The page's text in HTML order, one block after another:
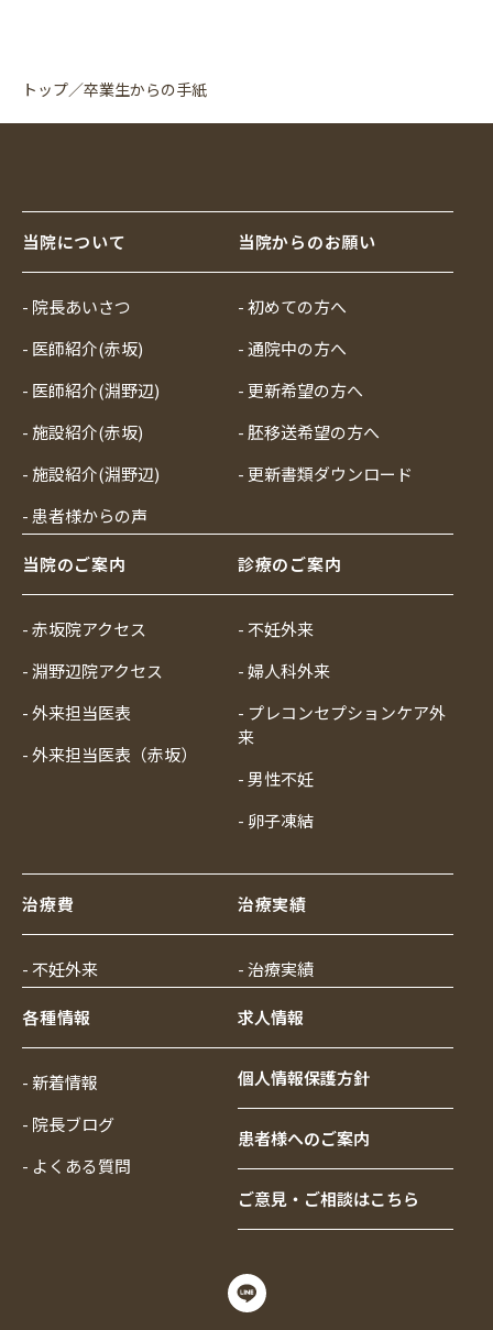
トップ／卒業生からの手紙
当院について
- 院長あいさつ
- 医師紹介(赤坂)
- 医師紹介(淵野辺)
- 施設紹介(赤坂)
- 施設紹介(淵野辺)
- 患者様からの声
当院からのお願い
- 初めての方へ
- 通院中の方へ
- 更新希望の方へ
- 胚移送希望の方へ
- 更新書類ダウンロード
当院のご案内
- 赤坂院アクセス
- 淵野辺院アクセス
- 外来担当医表
- 外来担当医表（赤坂）
診療のご案内
- 不妊外来
- 婦人科外来
- プレコンセプションケア外
来
- 男性不妊
- 卵子凍結
治療費
- 不妊外来
治療実績
- 治療実績
各種情報
- 新着情報
- 院長ブログ
- よくある質問
求人情報
個人情報保護方針
患者様へのご案内
ご意見・ご相談はこちら